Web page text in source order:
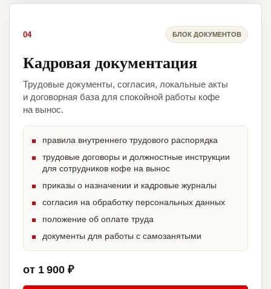
04 БЛОК ДОКУМЕНТОВ
Кадровая документация
Трудовые документы, согласия, локальные акты
и договорная база для спокойной работы кофе
на вынос.
правила внутреннего трудового распорядка
трудовые договоры и должностные инструкции
для сотрудников кофе на вынос
приказы о назначении и кадровые журналы
согласия на обработку персональных данных
положение об оплате труда
документы для работы с самозанятыми
от 1 900 ₽